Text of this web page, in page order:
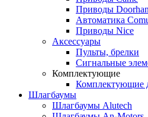
Приводы Doorhan
Автоматика
Приводы Nice
Аксессуары
Пульты, брелки
Сигнальные
Комплектующие
Комплектующие
Шлагбаумы
Шлагбаумы Alutech